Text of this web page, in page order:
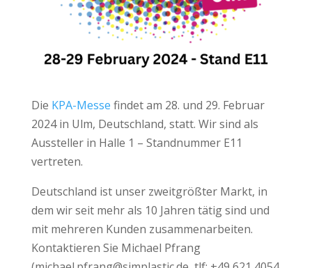
Die KPA-Messe findet am 28. und 29. Februar
2024 in Ulm, Deutschland, statt. Wir sind als
Aussteller in Halle 1 – Standnummer E11
vertreten.
Deutschland ist unser zweitgrößter Markt, in
dem wir seit mehr als 10 Jahren tätig sind und
mit mehreren Kunden zusammenarbeiten.
Kontaktieren Sie Michael Pfrang